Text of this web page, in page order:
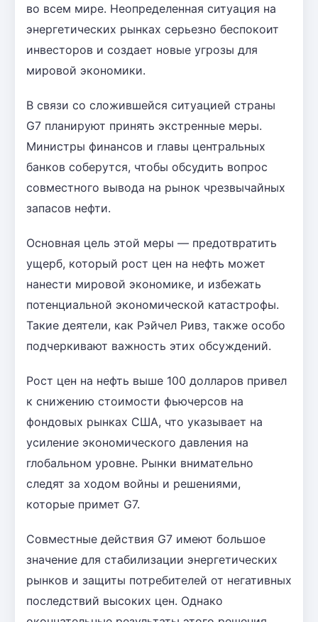
во всем мире. Неопределенная ситуация на
энергетических рынках серьезно беспокоит
инвесторов и создает новые угрозы для
мировой экономики.
В связи со сложившейся ситуацией страны
G7 планируют принять экстренные меры.
Министры финансов и главы центральных
банков соберутся, чтобы обсудить вопрос
совместного вывода на рынок чрезвычайных
запасов нефти.
Основная цель этой меры — предотвратить
ущерб, который рост цен на нефть может
нанести мировой экономике, и избежать
потенциальной экономической катастрофы.
Такие деятели, как Рэйчел Ривз, также особо
подчеркивают важность этих обсуждений.
Рост цен на нефть выше 100 долларов привел
к снижению стоимости фьючерсов на
фондовых рынках США, что указывает на
усиление экономического давления на
глобальном уровне. Рынки внимательно
следят за ходом войны и решениями,
которые примет G7.
Совместные действия G7 имеют большое
значение для стабилизации энергетических
рынков и защиты потребителей от негативных
последствий высоких цен. Однако